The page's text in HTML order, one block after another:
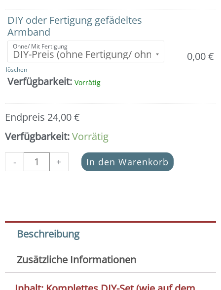
DIY oder Fertigung gefädeltes
Armband
Ohne/ Mit Fertigung
löschen
Verfügbarkeit: Vorrätig
0,00€
Endpreis 24,00€
Verfügbarkeit:Vorrätig
-
925er
Silber
Menge
+ In den Warenkorb
Beschreibung
Zusätzliche Informationen